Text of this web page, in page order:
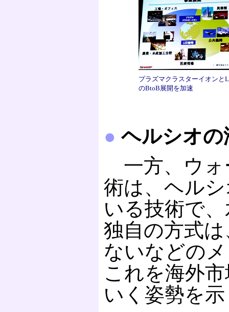
プラズマクラスターイオンと
のBtoB展開を加速
● ヘルシオの
一方、ウォ
術は、ヘル
いる技術で
独自の方式
ないなどの
これを海外
いく姿勢を